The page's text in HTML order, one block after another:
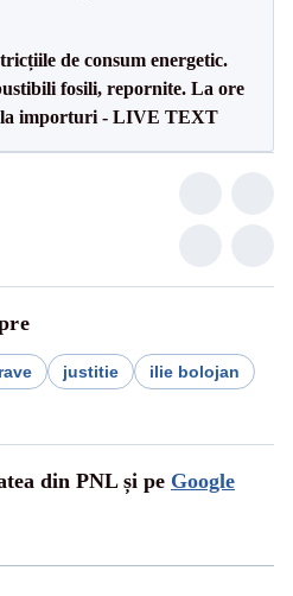
de consum energetic.
fosili, repornite. La ore
la importuri - LIVE TEXT
justitie
ilie bolojan
din PNL și pe Google